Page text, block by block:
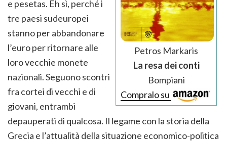
Petros Markaris
La resa dei conti
Bompiani
Compralo su
e pesetas. Eh sì, perché i
tre paesi sudeuropei
stanno per abbandonare
l’euro per ritornare alle
loro vecchie monete
nazionali. Seguono scontri
fra cortei di vecchi e di
giovani, entrambi
depauperati di qualcosa. Il legame con la storia della
Grecia e l’attualità della situazione economico-politica